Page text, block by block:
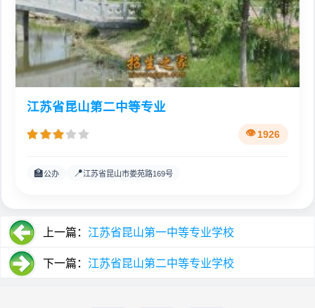
江苏省昆山第二中等专业
1926
🏫公办 📍江苏省昆山市娄苑路169号
上一篇： 江苏省昆山第一中等专业学校
下一篇： 江苏省昆山第二中等专业学校